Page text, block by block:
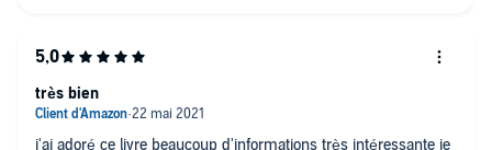
j'ai adoré ce livre beaucoup d'informations très intéressante je
très bien